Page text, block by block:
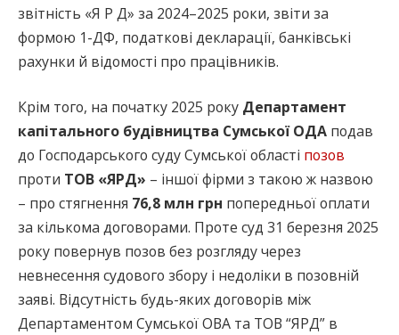
звітність «Я Р Д» за 2024–2025 роки, звіти за
формою 1-ДФ, податкові декларації, банківські
рахунки й відомості про працівників.
Крім того, на початку 2025 року Департамент
капітального будівництва Сумської ОДА подав
до Господарського суду Сумської області позов
проти ТОВ «ЯРД» – іншої фірми з такою ж назвою
– про стягнення 76,8 млн грн попередньої оплати
за кількома договорами. Проте суд 31 березня 2025
року повернув позов без розгляду через
невнесення судового збору і недоліки в позовній
заяві. Відсутність будь-яких договорів між
Департаментом Сумської ОВА та ТОВ “ЯРД” в